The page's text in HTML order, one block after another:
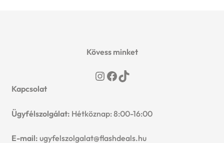
Kövess minket
Instagram
Facebook
TikTok
Kapcsolat
Ügyfélszolgálat: Hétköznap: 8:00-16:00
E-mail: ugyfelszolgalat@flashdeals.hu